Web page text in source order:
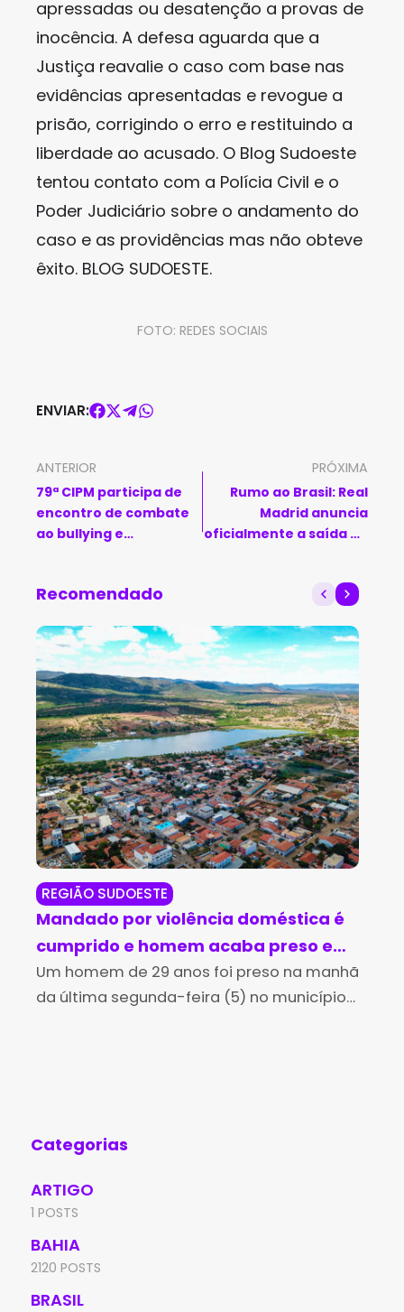
apressadas ou desatenção a provas de
inocência. A defesa aguarda que a
Justiça reavalie o caso com base nas
evidências apresentadas e revogue a
prisão, corrigindo o erro e restituindo a
liberdade ao acusado. O Blog Sudoeste
tentou contato com a Polícia Civil e o
Poder Judiciário sobre o andamento do
caso e as providências mas não obteve
êxito. BLOG SUDOESTE.
FOTO: REDES SOCIAIS
ENVIAR:
ANTERIOR
79ª CIPM participa de
encontro de combate
ao bullying e
PRÓXIMA
Rumo ao Brasil: Real
Madrid anuncia
oficialmente a saída de
Recomendado
REGIÃO SUDOESTE
Mandado por violência doméstica é
cumprido e homem acaba preso em
Paramirim
Um homem de 29 anos foi preso na manhã
da última segunda-feira (5) no município
Categorias
ARTIGO
1 POSTS
BAHIA
2120 POSTS
BRASIL